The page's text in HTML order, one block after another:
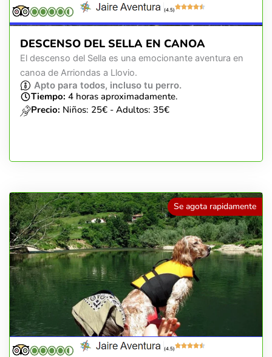
(4.5)
DESCENSO DEL SELLA EN CANOA
El descenso del Sella es una emocionante aventura en
canoa de Arriondas a Llovio.
Apto para todos, incluso tu perro.
Tiempo: 4 horas aproximadamente.
Precio: Niños: 25€ - Adultos: 35€
Se agota rapidamente
(4.5)